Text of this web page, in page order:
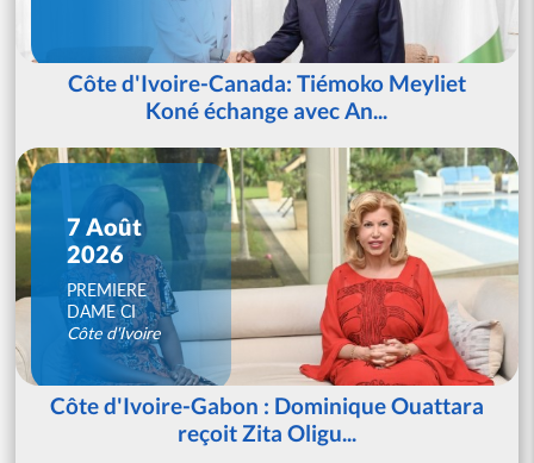
Côte d'Ivoire-Canada: Tiémoko Meyliet
Koné échange avec An...
7 Août
2026
PREMIERE
DAME CI
Côte d'Ivoire
Côte d'Ivoire-Gabon : Dominique Ouattara
reçoit Zita Oligu...